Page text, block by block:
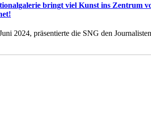
bringt viel Kunst ins Zentrum
2024, präsentierte die SNG den